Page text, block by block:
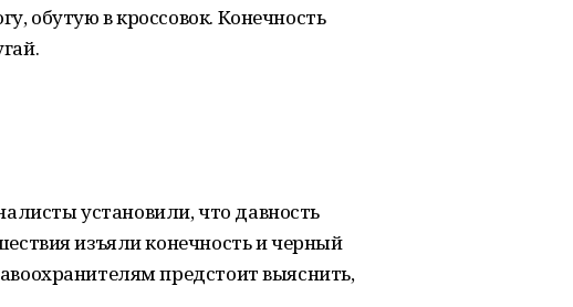
обутую в кроссовок. Конечность
установили, что давность
изъяли конечность и черный
предстоит выяснить,